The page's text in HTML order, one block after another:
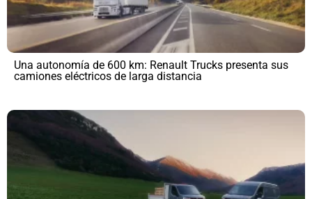
Una autonomía de 600 km: Renault Trucks presenta sus
camiones eléctricos de larga distancia